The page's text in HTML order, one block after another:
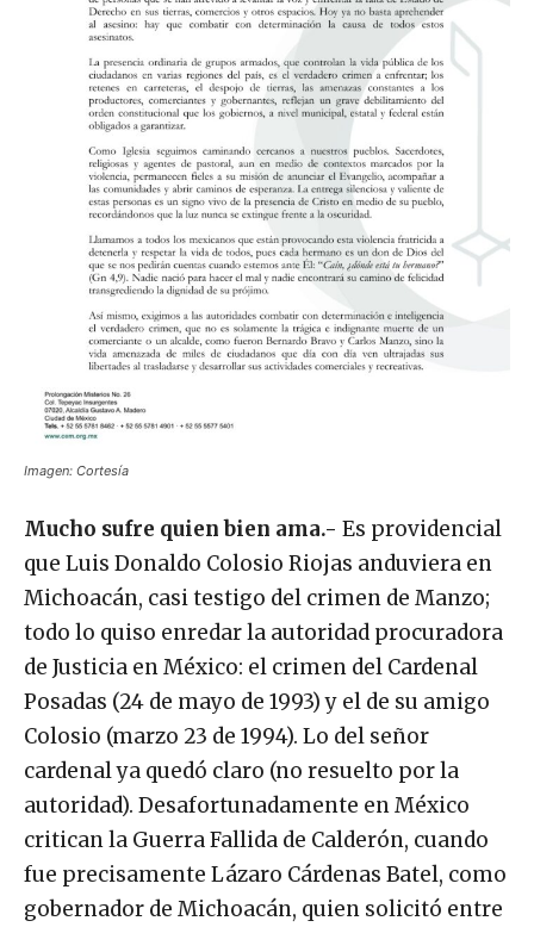
Imagen: Cortesía
Mucho sufre quien bien ama.- Es providencial
que Luis Donaldo Colosio Riojas anduviera en
Michoacán, casi testigo del crimen de Manzo;
todo lo quiso enredar la autoridad procuradora
de Justicia en México: el crimen del Cardenal
Posadas (24 de mayo de 1993) y el de su amigo
Colosio (marzo 23 de 1994). Lo del señor
cardenal ya quedó claro (no resuelto por la
autoridad). Desafortunadamente en México
critican la Guerra Fallida de Calderón, cuando
fue precisamente Lázaro Cárdenas Batel, como
gobernador de Michoacán, quien solicitó entre